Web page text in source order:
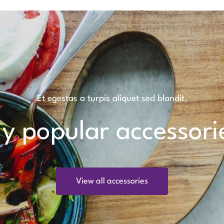
Et egestas a turpis aliquet sed blandit.
popular
View all accessories